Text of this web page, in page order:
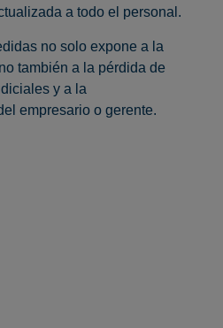
a todo el personal.
no solo expone a la
también a la pérdida de
y a la
empresario o gerente.